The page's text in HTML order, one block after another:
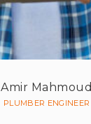
Amir Mahmoud
PLUMBER ENGINEER